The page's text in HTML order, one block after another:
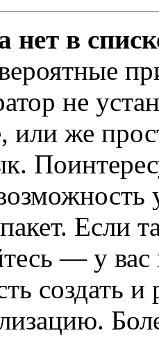
нет в
не
или же
Если
— у вас
создать